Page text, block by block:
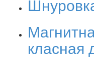
класная